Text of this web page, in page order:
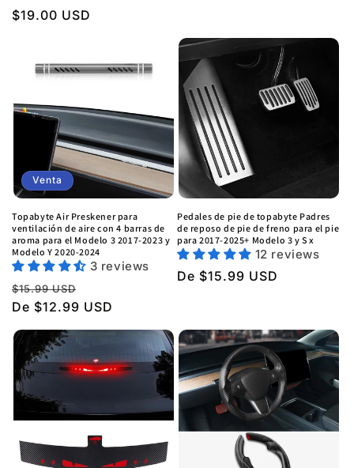
Precio
$19.00 USD
Venta
Topabyte Air Preskener para
ventilación de aire con 4 barras de
aroma para el Modelo 3 2017-2023 y
Modelo Y 2020-2024
3 reviews
Precio
regular
$15.99 USD
de
venta
De $12.99 USD
Pedales de pie de topabyte Padres
de reposo de pie de freno para el pie
para 2017-2025+ Modelo 3 y S x
12 reviews
Precio
De $15.99 USD